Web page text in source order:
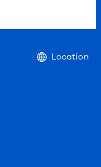
Location
Location